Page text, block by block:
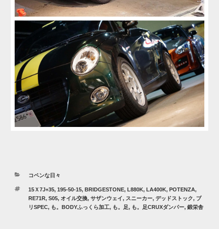
カ
ゴ
リ
ー
コペンな日々
タ
グ
15Ｘ7J+35, 195-50-15, BRIDGESTONE, L880K, LA400K, POTENZA,
RE71R, S05, オイル交換, サザンウェイ, スニーカー, デッドストック, ブ
リSPEC, も。BODYふっくら加工, も。足, も。足CRUXダンパー, 鍛栄舎